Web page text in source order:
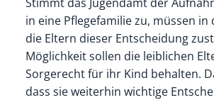
in eine Pflegefamilie zu, müssen in
die Eltern dieser Entscheidung
Möglichkeit sollen die leiblichen
Sorgerecht für ihr Kind behalten.
dass sie weiterhin wichtige